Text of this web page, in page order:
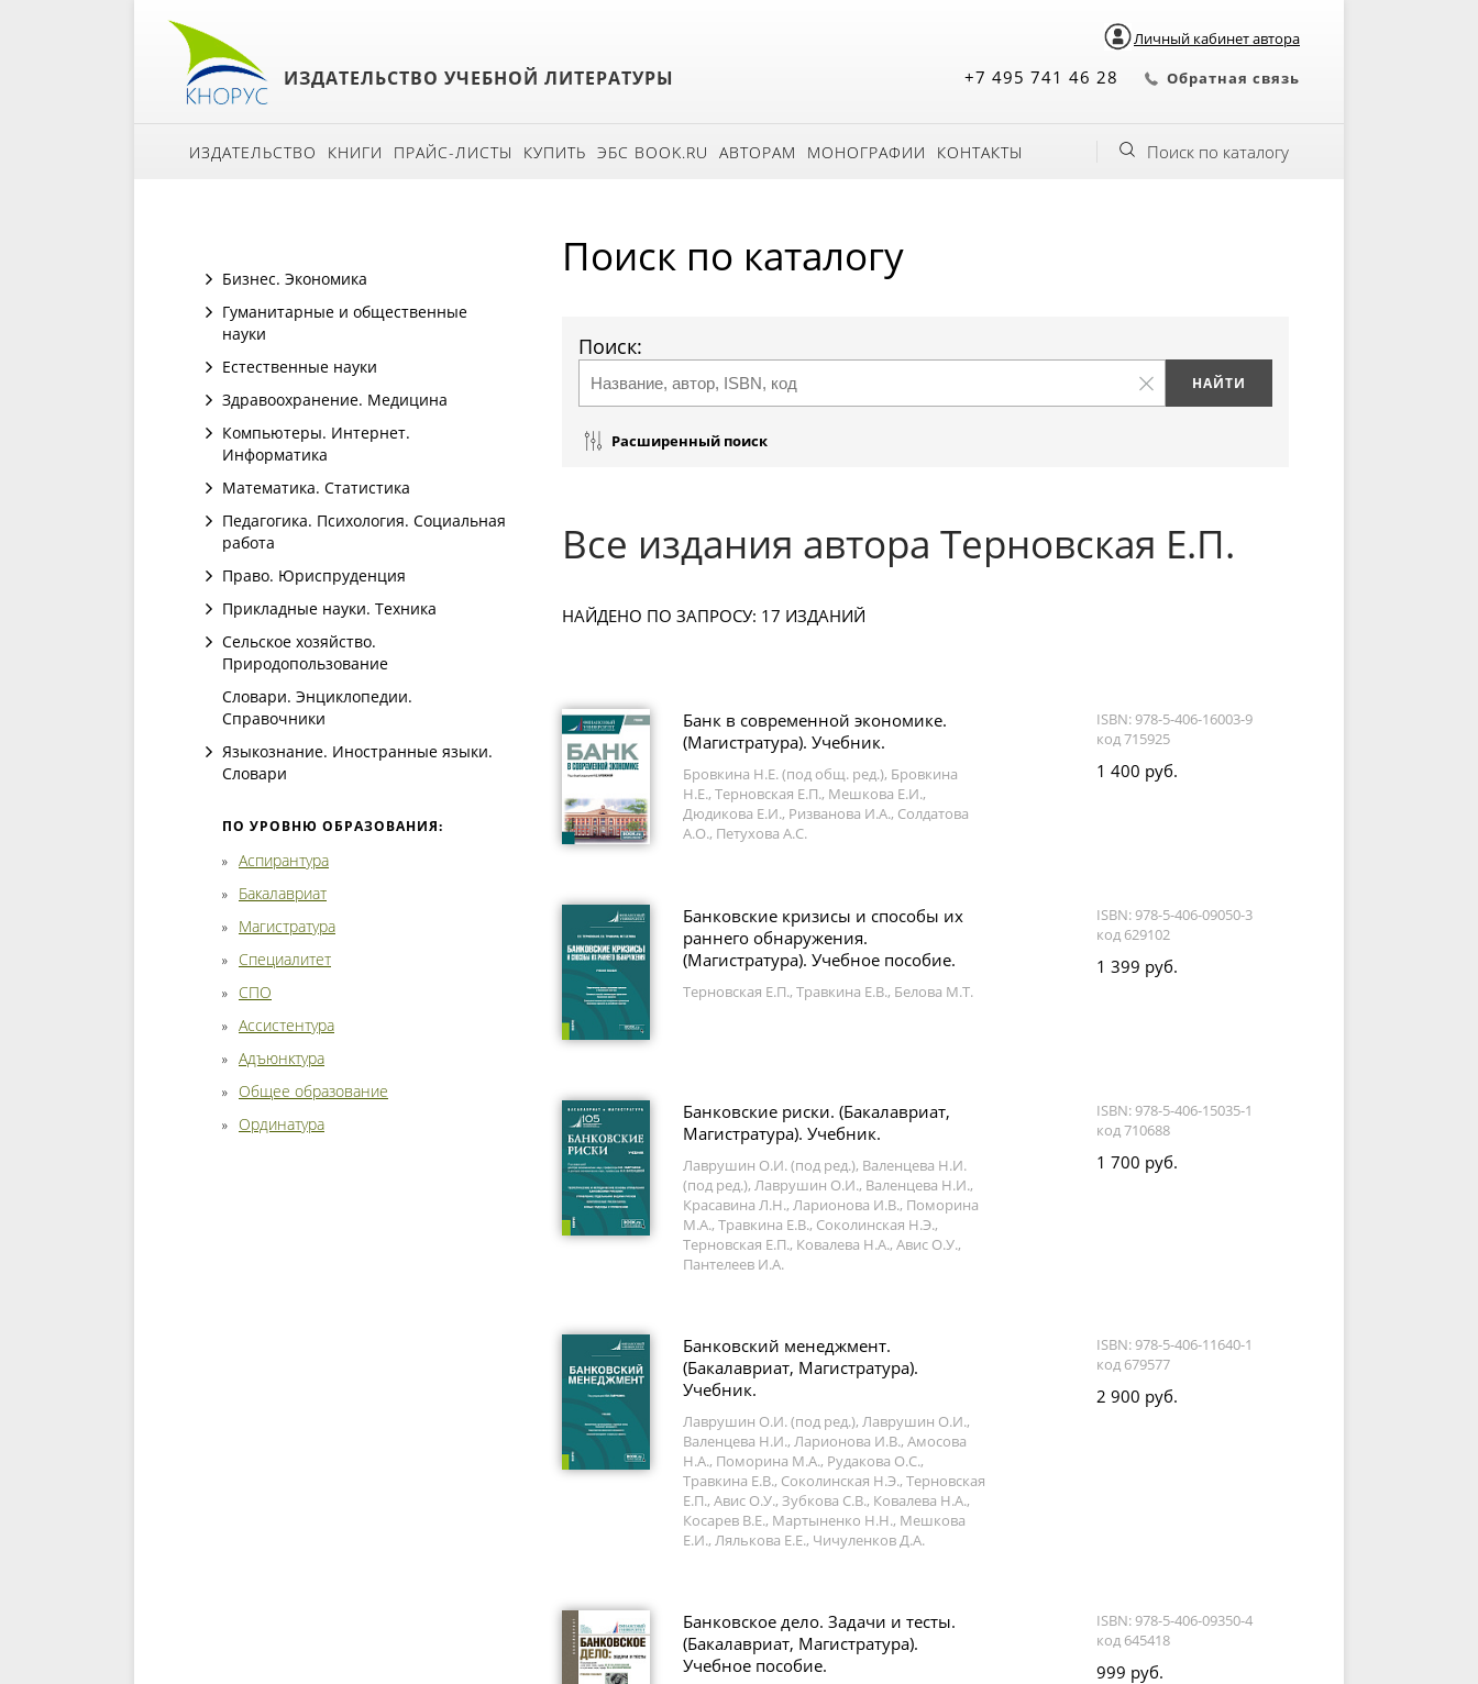
Личный кабинет автора
ИЗДАТЕЛЬСТВО УЧЕБНОЙ ЛИТЕРАТУРЫ +7 495 741 46 28 Обратная связь
ИЗДАТЕЛЬСТВО КНИГИ ПРАЙС-ЛИСТЫ КУПИТЬ ЭБС BOOK.RU АВТОРАМ МОНОГРАФИИ КОНТАКТЫ Поиск по каталогу
Бизнес. Экономика
Гуманитарные и общественные
науки
Естественные науки
Здравоохранение. Медицина
Компьютеры. Интернет.
Информатика
Математика. Статистика
Педагогика. Психология. Социальная
работа
Право. Юриспруденция
Прикладные науки. Техника
Сельское хозяйство.
Природопользование
Словари. Энциклопедии.
Справочники
Языкознание. Иностранные языки.
Словари
ПО УРОВНЮ ОБРАЗОВАНИЯ:
Аспирантура
Бакалавриат
Магистратура
Специалитет
СПО
Ассистентура
Адъюнктура
Общее образование
Ординатура
Поиск по каталогу
Поиск:
Расширенный поиск
Все издания автора Терновская Е.П.
НАЙДЕНО ПО ЗАПРОСУ: 17 ИЗДАНИЙ
Банк в современной экономике.
(Магистратура). Учебник.
Бровкина Н.Е. (под общ. ред.), Бровкина
Н.Е., Терновская Е.П., Мешкова Е.И.,
Дюдикова Е.И., Ризванова И.А., Солдатова
А.О., Петухова А.С.
ISBN: 978-5-406-16003-9
код 715925
1 400 руб.
Банковские кризисы и способы их
раннего обнаружения.
(Магистратура). Учебное пособие.
Терновская Е.П., Травкина Е.В., Белова М.Т.
ISBN: 978-5-406-09050-3
код 629102
1 399 руб.
Банковские риски. (Бакалавриат,
Магистратура). Учебник.
Лаврушин О.И. (под ред.), Валенцева Н.И.
(под ред.), Лаврушин О.И., Валенцева Н.И.,
Красавина Л.Н., Ларионова И.В., Поморина
М.А., Травкина Е.В., Соколинская Н.Э.,
Терновская Е.П., Ковалева Н.А., Авис О.У.,
Пантелеев И.А.
ISBN: 978-5-406-15035-1
код 710688
1 700 руб.
Банковский менеджмент.
(Бакалавриат, Магистратура).
Учебник.
Лаврушин О.И. (под ред.), Лаврушин О.И.,
Валенцева Н.И., Ларионова И.В., Амосова
Н.А., Поморина М.А., Рудакова О.С.,
Травкина Е.В., Соколинская Н.Э., Терновская
Е.П., Авис О.У., Зубкова С.В., Ковалева Н.А.,
Косарев В.Е., Мартыненко Н.Н., Мешкова
Е.И., Лялькова Е.Е., Чичуленков Д.А.
ISBN: 978-5-406-11640-1
код 679577
2 900 руб.
Банковское дело. Задачи и тесты.
(Бакалавриат, Магистратура).
Учебное пособие.
ISBN: 978-5-406-09350-4
код 645418
999 руб.